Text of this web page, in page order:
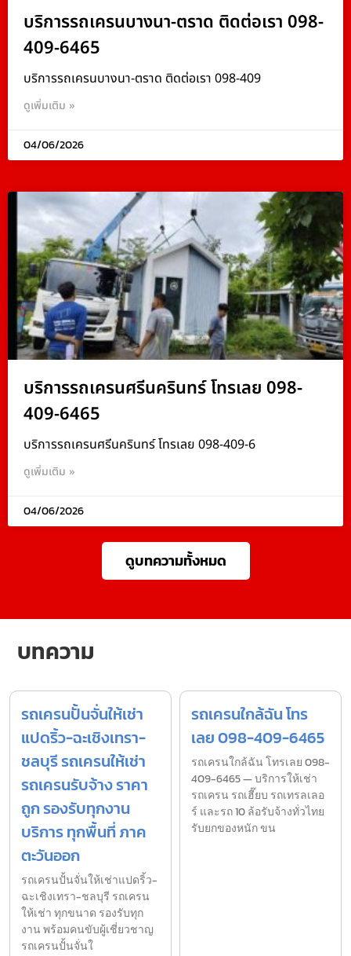
บริการรถเครนบางนา-ตราด ติดต่อเรา 098-
409-6465
บริการรถเครนบางนา-ตราด ติดต่อเรา 098-409
ดูเพิ่มเติม »
04/06/2026
บริการรถเครนศรีนครินทร์ โทรเลย 098-
409-6465
บริการรถเครนศรีนครินทร์ โทรเลย 098-409-6
ดูเพิ่มเติม »
04/06/2026
ดูบทความทั้งหมด
บทความ
รถเครนปั้นจั่นให้เช่า
แปดริ้ว-ฉะเชิงเทรา-
ชลบุรี รถเครนให้เช่า
รถเครนรับจ้าง ราคา
ถูก รองรับทุกงาน
บริการ ทุกพื้นที่ ภาค
ตะวันออก
รถเครนปั้นจั่นให้เช่าแปดริ้ว-
ฉะเชิงเทรา-ชลบุรี รถเครน
ให้เช่า ทุกขนาด รองรับทุก
งาน พร้อมคนขับผู้เชี่ยวชาญ
รถเครนปั้นจั่นใ
รถเครนใกล้ฉัน โทร
เลย 098-409-6465
รถเครนใกล้ฉัน โทรเลย 098-
409-6465 — บริการให้เช่า
รถเครน รถเฮี๊ยบ รถเทรลเลอ
ร์ และรถ 10 ล้อรับจ้างทั่วไทย
รับยกของหนัก ขน